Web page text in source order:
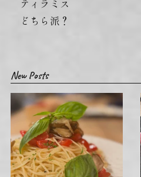
ティラミス
どちら派？
New Posts